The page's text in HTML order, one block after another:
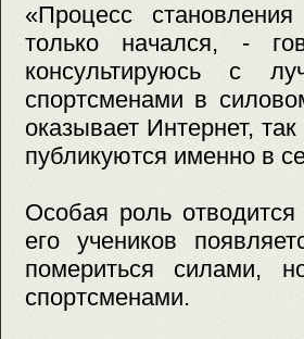
«Процесс
только начался, -
консультируюсь с
спортсменами в
оказывает Интернет,
публикуются именно в
Особая роль
его учеников
помериться силами,
спортсменами.